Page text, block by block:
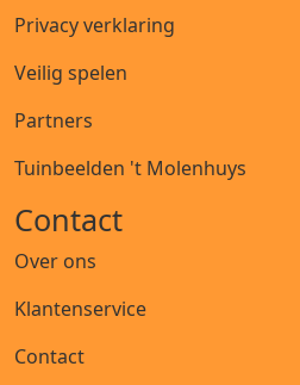
Privacy verklaring
Veilig spelen
Partners
Tuinbeelden 't Molenhuys
Contact
Over ons
Klantenservice
Contact